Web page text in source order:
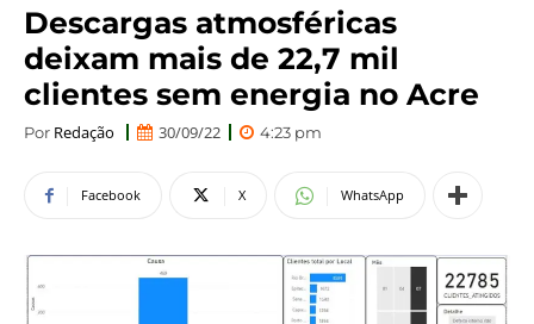
Descargas atmosféricas
deixam mais de 22,7 mil
clientes sem energia no Acre
Por Redação 30/09/22 4:23 pm
Facebook X WhatsApp